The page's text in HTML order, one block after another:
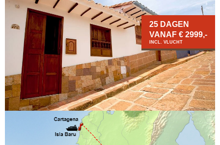
25 DAGEN
VANAF € 2999,-
INCL. VLUCHT